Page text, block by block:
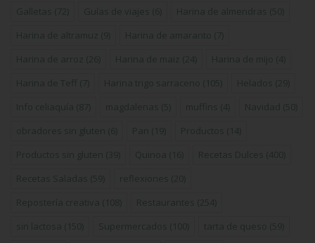
Galletas (72) Guías de viajes (6) Harina de almendras (50)
Harina de altramuz (9) Harina de amaranto (7)
Harina de arroz (26) Harina de maiz (24) Harina de mijo (4)
Harina de Teff (7) Harina trigo sarraceno (105) Helados (29)
Info celiaquía (87) magdalenas (5) muffins (4) Navidad (50)
obradores sin gluten (6) Pan (19) Productos (14)
Productos sin gluten (39) Quinoa (16) Recetas Dulces (400)
Recetas Saladas (59) reflexiones (20)
Repostería creativa (108) Restaurantes (254)
sin lactosa (150) Supermercados (100) tarta de queso (59)